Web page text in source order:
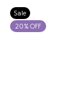
Sale
20% OFF